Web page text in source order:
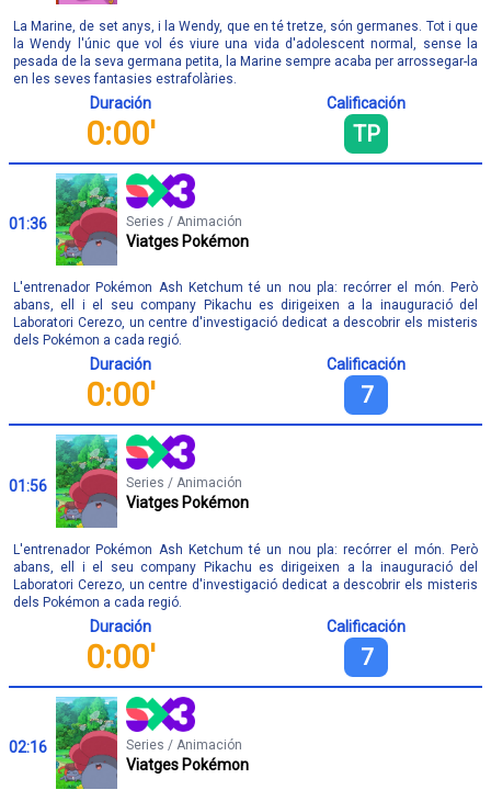
La Marine, de set anys, i la Wendy, que en té tretze, són germanes. Tot i que
la Wendy l'únic que vol és viure una vida d'adolescent normal, sense la
pesada de la seva germana petita, la Marine sempre acaba per arrossegar-la
en les seves fantasies estrafolàries.
Duración
0:00'
Calificación
TP
01:36 Series / Animación
Viatges Pokémon
L'entrenador Pokémon Ash Ketchum té un nou pla: recórrer el món. Però
abans, ell i el seu company Pikachu es dirigeixen a la inauguració del
Laboratori Cerezo, un centre d'investigació dedicat a descobrir els misteris
dels Pokémon a cada regió.
Duración
0:00'
Calificación
7
01:56 Series / Animación
Viatges Pokémon
L'entrenador Pokémon Ash Ketchum té un nou pla: recórrer el món. Però
abans, ell i el seu company Pikachu es dirigeixen a la inauguració del
Laboratori Cerezo, un centre d'investigació dedicat a descobrir els misteris
dels Pokémon a cada regió.
Duración
0:00'
Calificación
7
02:16 Series / Animación
Viatges Pokémon